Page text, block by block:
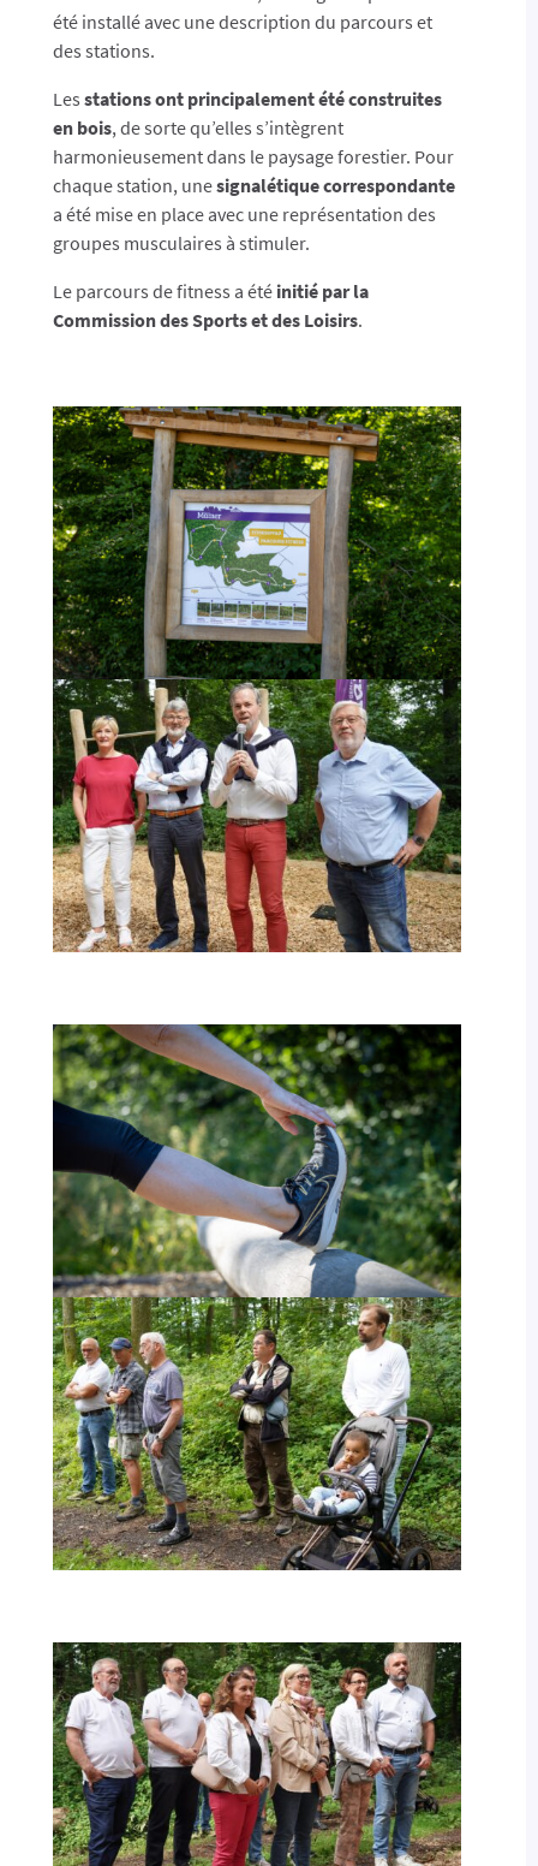
été installé avec une description du parcours et
des stations.
Les stations ont principalement été construites
en bois, de sorte qu’elles s’intègrent
harmonieusement dans le paysage forestier. Pour
chaque station, unesignalétique correspondante
a été mise en place avec une représentation des
groupes musculaires à stimuler.
Le parcours de fitness a étéinitié par la
Commission des Sports et des Loisirs.